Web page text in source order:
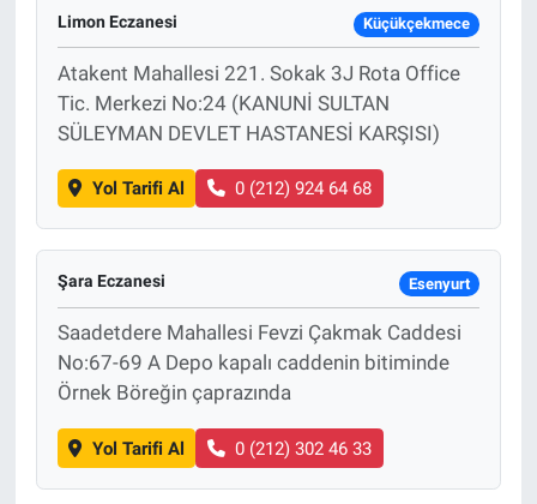
Limon Eczanesi Küçükçekmece
Atakent Mahallesi 221. Sokak 3J Rota Office
Tic. Merkezi No:24 (KANUNİ SULTAN
SÜLEYMAN DEVLET HASTANESİ KARŞISI)
Yol Tarifi Al 0 (212) 924 64 68
Şara Eczanesi Esenyurt
Saadetdere Mahallesi Fevzi Çakmak Caddesi
No:67-69 A Depo kapalı caddenin bitiminde
Örnek Böreğin çaprazında
Yol Tarifi Al 0 (212) 302 46 33